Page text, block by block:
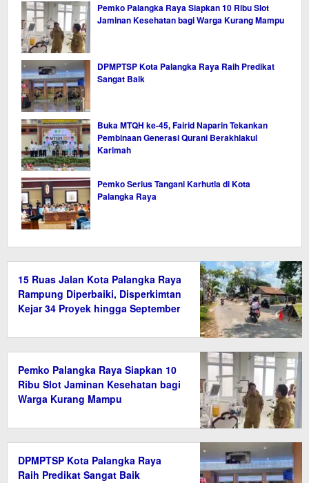
Pemko Palangka Raya Siapkan 10 Ribu Slot
Jaminan Kesehatan bagi Warga Kurang Mampu
DPMPTSP Kota Palangka Raya Raih Predikat
Sangat Baik
Buka MTQH ke-45, Fairid Naparin Tekankan
Pembinaan Generasi Qurani Berakhlakul
Karimah
Pemko Serius Tangani Karhutla di Kota
Palangka Raya
15 Ruas Jalan Kota Palangka Raya
Rampung Diperbaiki, Disperkimtan
Kejar 34 Proyek hingga September
Pemko Palangka Raya Siapkan 10
Ribu Slot Jaminan Kesehatan bagi
Warga Kurang Mampu
DPMPTSP Kota Palangka Raya
Raih Predikat Sangat Baik